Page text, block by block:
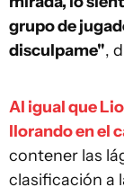
grupo de
disculpame",
Al igual que
llorando en el
contener las
clasificación a